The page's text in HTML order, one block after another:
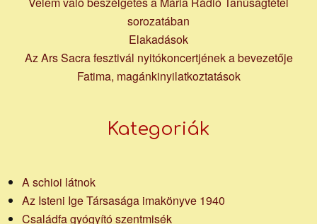
sorozatában
Elakadások
Az Ars Sacra fesztivál nyitókoncertjének a bevezetője
Fatima, magánkinyilatkoztatások
Kategoriák
A schioi látnok
Az Isteni Ige Társasága imakönyve 1940
Családfa gyógyító szentmisék